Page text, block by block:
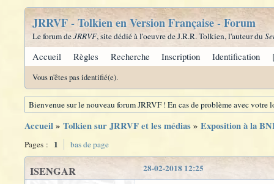
JRRVF - Tolkien en Version Française - Forum
Le forum deJRRVF, site dédié à l'oeuvre de J.R.R. Tolkien, l'auteur du
Accueil Règles Recherche Inscription Identification
Vous n'êtes pas identifié(e).
Bienvenue sur le nouveau forum JRRVF ! En cas de problème avec
Accueil» Tolkien sur JRRVF et les médias» Exposition à la
Pages : 1 bas de page
28-02-2018 12:25
ISENGAR